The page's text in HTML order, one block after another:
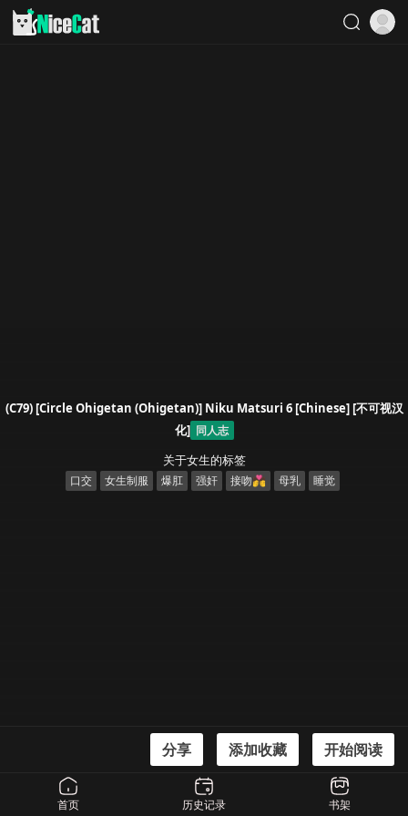
(C79) [Circle Ohigetan (Ohigetan)] Niku Matsuri 6 [Chinese] [不可视汉
化] 同人志
关于女生的标签
口交 女生制服 爆肛 强奸 接吻💏 母乳 睡觉
(C79) [Circle Ohigetan (Ohigetan)] Niku Matsuri 6 [Chinese] [不可视汉化]
(C79) [サークル尾髭丹 (尾髭丹)] 肉祭6 [中国翻訳]
分享 添加收藏 开始阅读
首页 历史记录 书架